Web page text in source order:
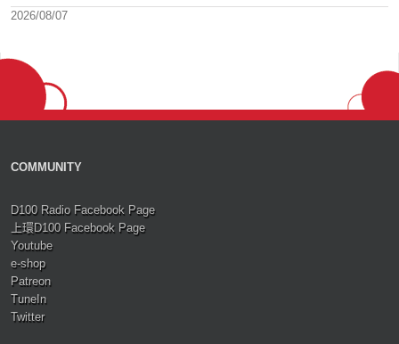
2026/08/07
COMMUNITY
D100 Radio Facebook Page
上環D100 Facebook Page
Youtube
e-shop
Patreon
TuneIn
Twitter